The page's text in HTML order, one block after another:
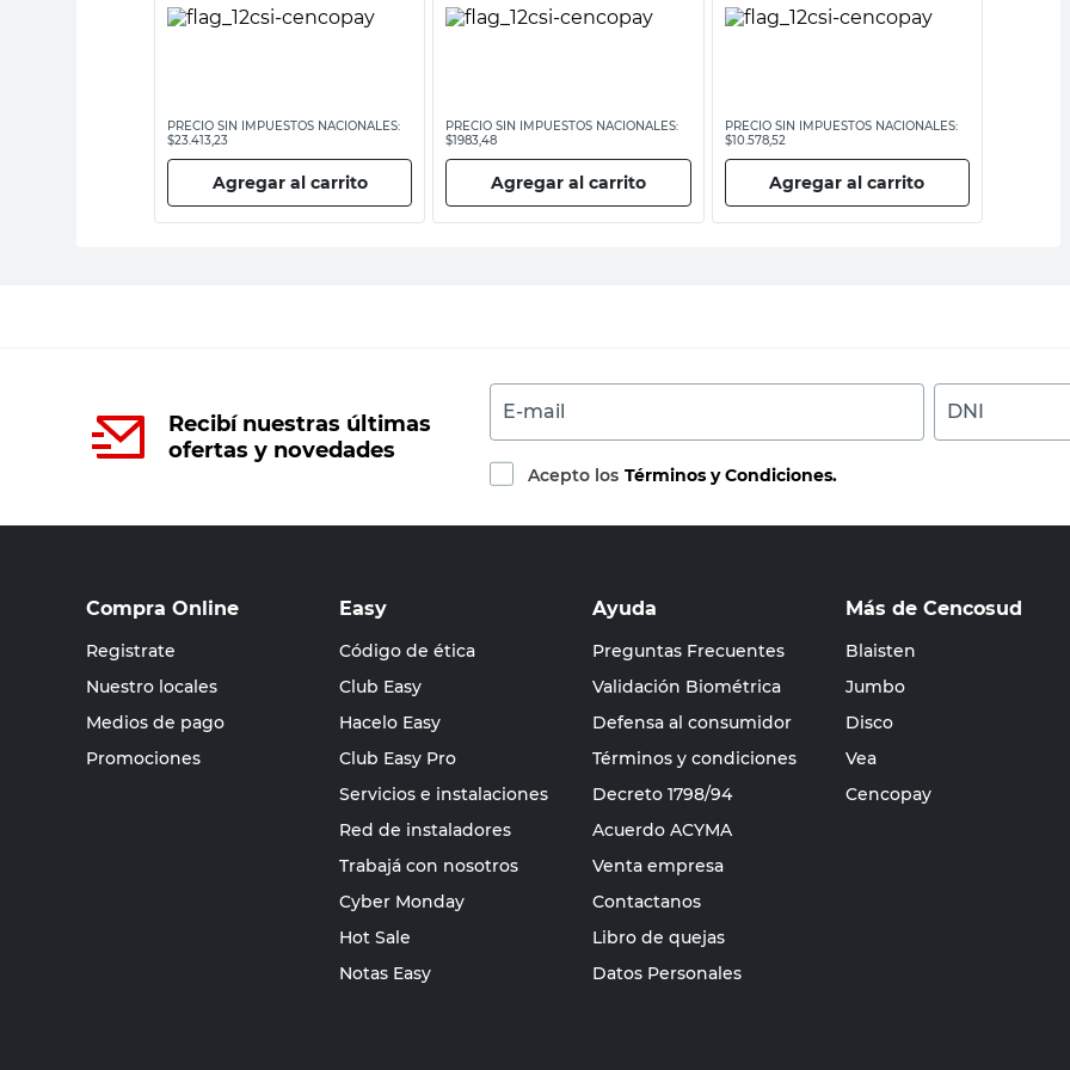
PRECIO SIN IMPUESTOS NACIONALES:
$23.413,23
Agregar al carrito
PRECIO SIN IMPUESTOS NACIONALES:
$1983,48
Agregar al carrito
PRECIO SIN IMPUESTOS NACIONALES:
$10.578,52
Agregar al carrito
Recibí nuestras últimas
ofertas y novedades
E-mail DNI
Acepto los Términos y Condiciones.
Compra Online
Registrate
Nuestro locales
Medios de pago
Promociones
Easy
Código de ética
Club Easy
Hacelo Easy
Club Easy Pro
Servicios e instalaciones
Red de instaladores
Trabajá con nosotros
Cyber Monday
Hot Sale
Notas Easy
Ayuda
Preguntas Frecuentes
Validación Biométrica
Defensa al consumidor
Términos y condiciones
Decreto 1798/94
Acuerdo ACYMA
Venta empresa
Contactanos
Libro de quejas
Datos Personales
Más de Cencosud
Blaisten
Jumbo
Disco
Vea
Cencopay